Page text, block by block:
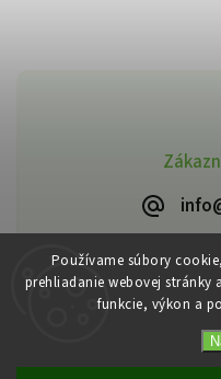
Používame súbory
prehliadanie webovej stránky
funkcie, výkon a
Copyright 2026
Vytvořil